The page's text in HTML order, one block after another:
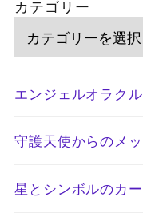
カテゴリー
エンジェルオラクル
守護天使からのメ
星とシンボルのカ